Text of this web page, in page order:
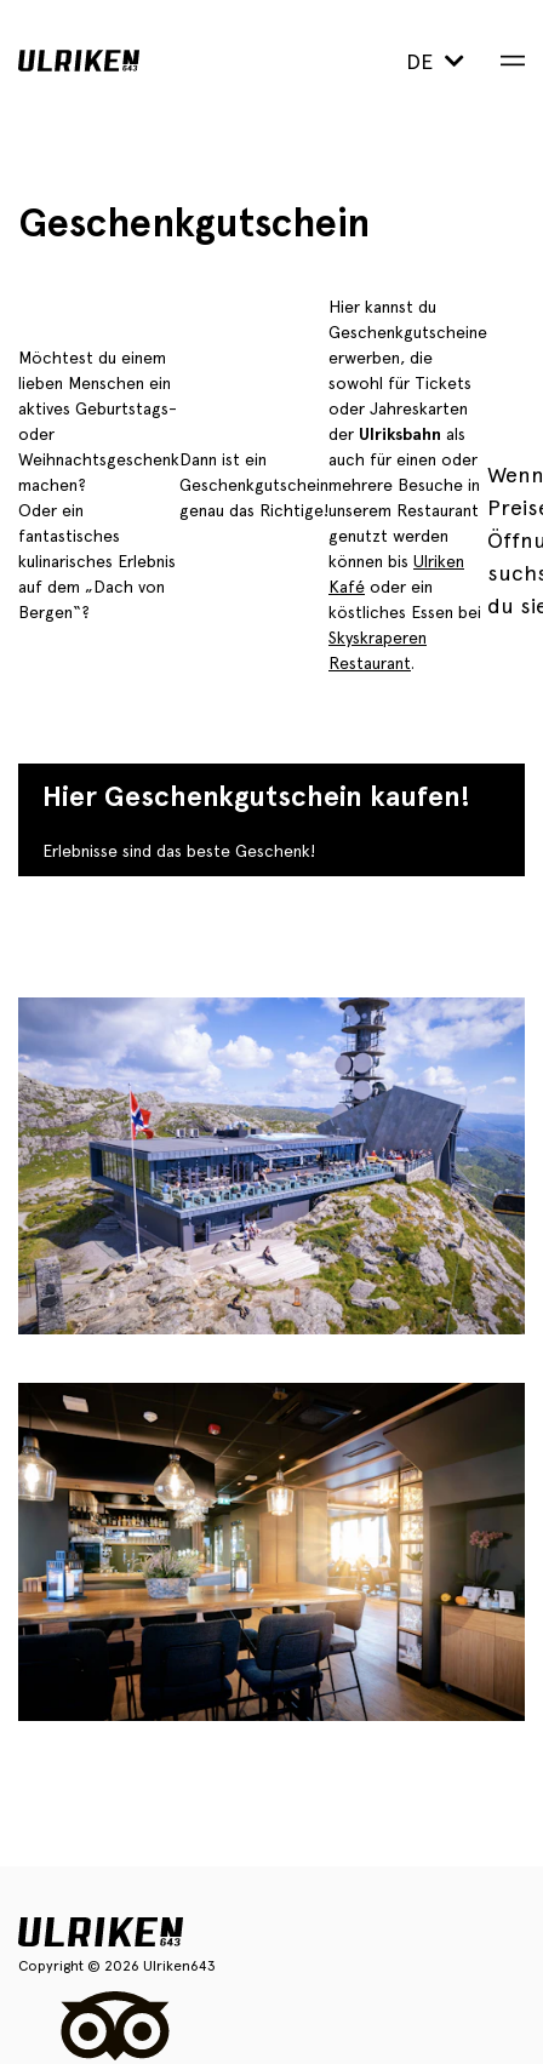
DE
Geschenkgutschein
Möchtest du einem
lieben Menschen ein
aktives Geburtstags-
oder
Weihnachtsgeschenk
machen?
Oder ein
fantastisches
kulinarisches Erlebnis
auf dem „Dach von
Bergen“?
Dann ist ein
Geschenkgutschein
genau das Richtige!
Hier kannst du
Geschenkgutscheine
erwerben, die
sowohl für Tickets
oder Jahreskarten
der Ul­riksbahn als
auch für einen oder
mehrere Besuche in
unserem Restaurant
genutzt werden
können bis Ulriken
Kafé oder ein
köstliches Essen bei
Skyskraperen
Restaurant.
du
Hier Geschenkgutschein kaufen!
Erlebnisse sind das beste Geschenk!
Copyright © 2026 Ulriken643